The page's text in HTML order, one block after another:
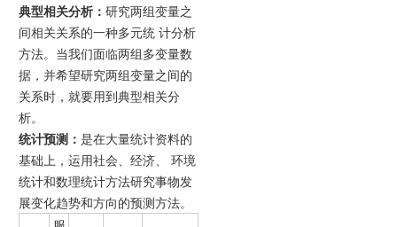
典型相关分析： 研究两组变量之
间相关关系的一种多元统 计分析
方法。当我们面临两组多变量数
据，并希望研究两组变量之间的
关系时，就要用到典型相关分
析。
统计预测： 是在大量统计资料的
基础上，运用社会、经济、 环境
统计和数理统计方法研究事物发
展变化趋势和方向的预测方法。